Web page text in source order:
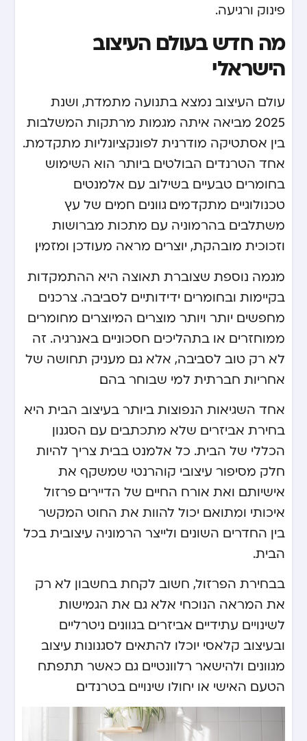
פינוק ורגיעה.
מה חדש בעולם העיצוב
הישראלי
עולם העיצוב נמצא בתנועה מתמדת, ושנת
2025 מביאה איתה מגמות מרתקות המשלבות
בין אסתטיקה מודרנית לפונקציונליות מתקדמת.
אחד הטרנדים הבולטים ביותר הוא השימוש
בחומרים טבעיים בשילוב עם אלמנטים
טכנולוגיים מתקדמים. גוונים חמים של עץ
משתלבים בהרמוניה עם מתכות מברושות
וזכוכית מובהקת, יוצרים מראה מעודכן ומזמין.
מגמה נוספת שצוברת תאוצה היא ההתמקדות
בקיימות ובחומרים ידידותיים לסביבה. צרכנים
מחפשים יותר ויותר מוצרים המיוצרים מחומרים
ממוחזרים או בתהליכים חסכוניים באנרגיה. זה
לא רק טוב לסביבה, אלא גם מעניק תחושה של
אחריות חברתית למי שבוחר בהם.
אחד השגיאות הנפוצות ביותר בעיצוב הבית היא
בחירת אביזרים שלא מתכתבים עם הסגנון
הכללי של הבית. כל אלמנט בבית צריך להיות
חלק מסיפור עיצובי קוהרנטי שמשקף את
אישיותם ואת אורח החיים של הדיירים. פרזול
איכותי ומתואם יכול להוות את החוט המקשר
בין החדרים השונים ולייצר הרמוניה עיצובית בכל
הבית.
בבחירת הפרזול, חשוב לקחת בחשבון לא רק
את המראה הנוכחי אלא גם את הגמישות
לשינויים עתידיים. אביזרים בגוונים ניטרליים
ובעיצוב קלאסי יוכלו להתאים לסגנונות עיצוב
מגוונים ולהישאר רלוונטיים גם כאשר תתפתח
הטעם האישי או יחולו שינויים בטרנדים.